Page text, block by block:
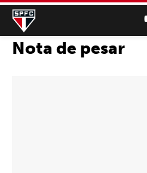
Nota de pesar